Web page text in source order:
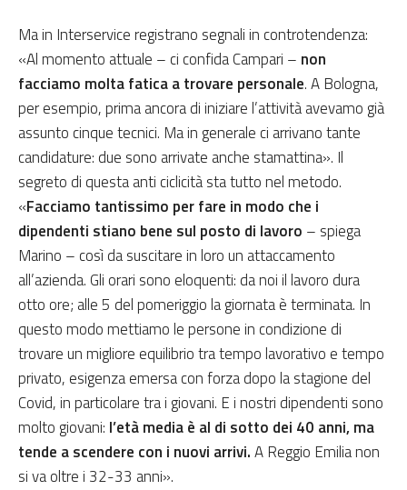
Ma in Interservice registrano segnali in controtendenza:
«Al momento attuale – ci confida Campari – non
facciamo molta fatica a trovare personale. A Bologna,
per esempio, prima ancora di iniziare l’attività avevamo già
assunto cinque tecnici. Ma in generale ci arrivano tante
candidature: due sono arrivate anche stamattina». Il
segreto di questa anti ciclicità sta tutto nel metodo.
«Facciamo tantissimo per fare in modo che i
dipendenti stiano bene sul posto di lavoro – spiega
Marino – così da suscitare in loro un attaccamento
all’azienda. Gli orari sono eloquenti: da noi il lavoro dura
otto ore; alle 5 del pomeriggio la giornata è terminata. In
questo modo mettiamo le persone in condizione di
trovare un migliore equilibrio tra tempo lavorativo e tempo
privato, esigenza emersa con forza dopo la stagione del
Covid, in particolare tra i giovani. E i nostri dipendenti sono
molto giovani: l’età media è al di sotto dei 40 anni, ma
tende a scendere con i nuovi arrivi.A Reggio Emilia non
si va oltre i 32-33 anni».